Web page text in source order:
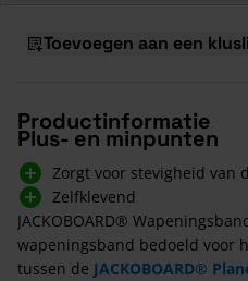
Toevoegen aan een
Productinformatie
Plus- en minpunten
Zorgt voor stevigheid van
Zelfklevend
JACKOBOARD®
wapeningsband bedoeld voor
tussen de JACKOBOARD®